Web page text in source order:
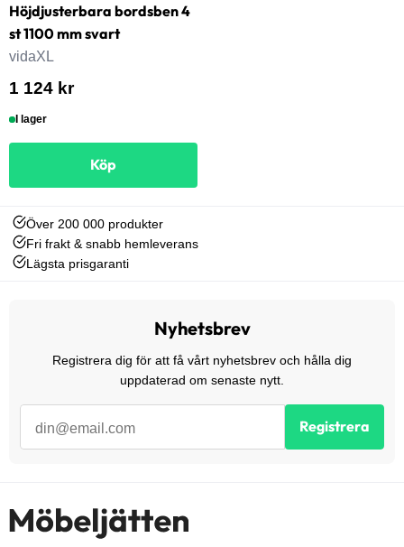
Höjdjusterbara bordsben 4
st 1100 mm svart
vidaXL
1 124 kr
I lager
Köp
Över 200 000 produkter
Fri frakt & snabb hemleverans
Lägsta prisgaranti
Nyhetsbrev
Registrera dig för att få vårt nyhetsbrev och hålla dig
uppdaterad om senaste nytt.
Registrera